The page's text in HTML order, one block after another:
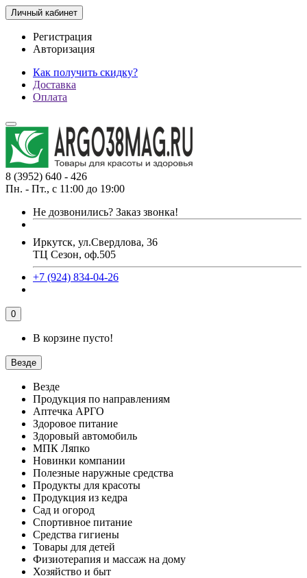
Личный кабинет
Регистрация
Авторизация
Как получить скидку?
Доставка
Оплата
8 (3952) 640 - 426
Пн. - Пт., с 11:00 до 19:00
Не дозвонились? Заказ звонка!
Иркутск, ул.Свердлова, 36
ТЦ Сезон, оф.505
+7 (924) 834-04-26
0
В корзине пусто!
Везде
Везде
Продукция по направлениям
Аптечка АРГО
Здоровое питание
Здоровый автомобиль
МПК Ляпко
Новинки компании
Полезные наружные средства
Продукты для красоты
Продукция из кедра
Сад и огород
Спортивное питание
Средства гигиены
Товары для детей
Физиотерапия и массаж на дому
Хозяйство и быт